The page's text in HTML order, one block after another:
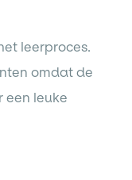
leerproces.
omdat de
een leuke